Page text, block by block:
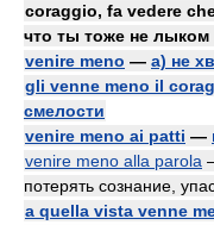
coraggio, fa vedere
что ты тоже не
venire meno — a) не
gli venne meno il
смелости
venire meno ai patti —
venire meno alla parola
потерять сознание,
a quella vista venne